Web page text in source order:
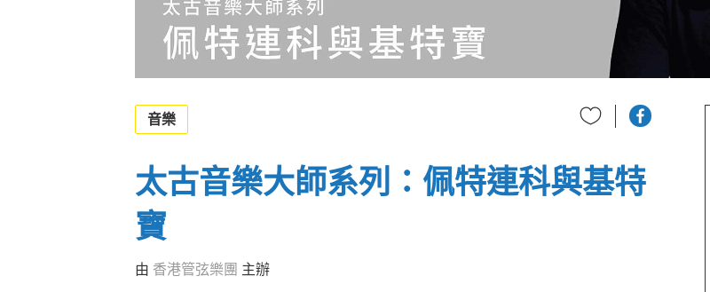
音樂
太古音樂大師系列：佩特連科與基特
寶
由 香港管弦樂團 主辦